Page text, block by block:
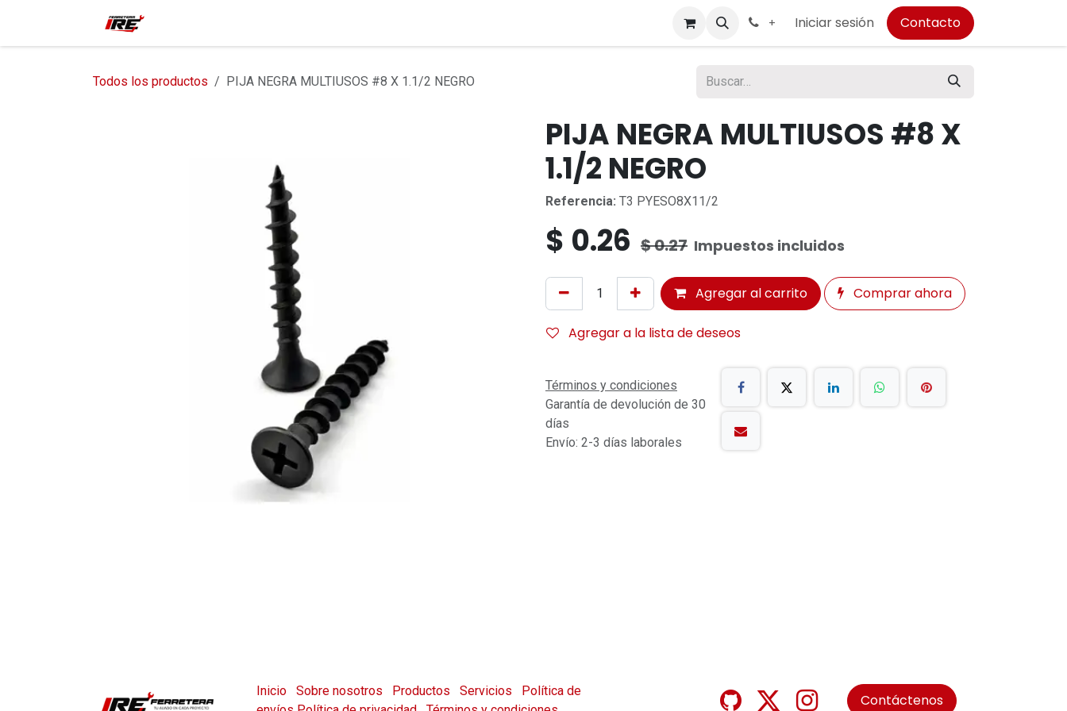
+ Iniciar sesión Contacto
Todos los productos PIJA NEGRA MULTIUSOS #8 X 1.1/2 NEGRO
PIJA NEGRA MULTIUSOS #8 X
1.1/2 NEGRO
Referencia: T3 PYESO8X11/2
$ 0.26 $0.27 Impuestos incluidos
Agregar al carrito Comprar ahora
Agregar a la lista de deseos
Términos y condiciones
Garantía de devolución de 30
días
Envío: 2-3 días laborales
Inicio Sobre nosotros Productos Servicios
Política de
Contáctenos